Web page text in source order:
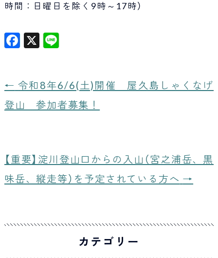
時間：日曜日を除く9時～17時）
F
e
b
X Li
← 令和8年6/6(土)開催 屋久島しゃくなげ
登山 参加者募集！
【重要】淀川登山口からの入山（宮之浦岳、黒
味岳、縦走等）を予定されている方へ →
カテゴリー